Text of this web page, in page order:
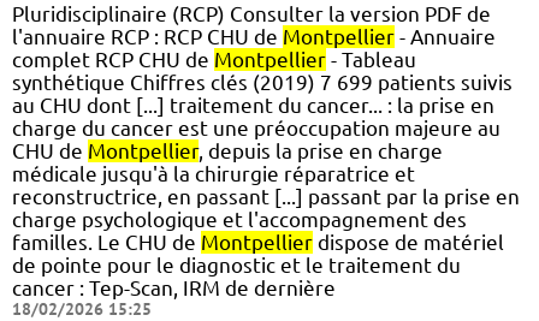
Pluridisciplinaire (RCP) Consulter la version PDF de
l'annuaire RCP : RCP CHU de Montpellier - Annuaire
complet RCP CHU de Montpellier - Tableau
synthétique Chiffres clés (2019) 7 699 patients suivis
au CHU dont [...] traitement du cancer... : la prise en
charge du cancer est une préoccupation majeure au
CHU de Montpellier, depuis la prise en charge
médicale jusqu'à la chirurgie réparatrice et
reconstructrice, en passant [...] passant par la prise en
charge psychologique et l'accompagnement des
familles. Le CHU de Montpellier dispose de matériel
de pointe pour le diagnostic et le traitement du
cancer : Tep-Scan, IRM de dernière
18/02/2026 15:25